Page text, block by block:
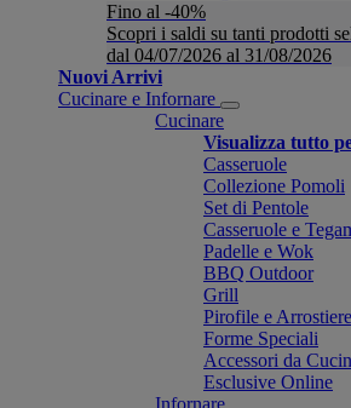
Fino al -40%
Scopri i saldi su tanti prodotti
dal 04/07/2026 al 31/08/2026
Nuovi Arrivi
Cucinare e Infornare
Cucinare
Visualizza tutto
Casseruole
Collezione Pomoli
Set di Pentole
Casseruole e
Padelle e Wok
BBQ Outdoor
Grill
Pirofile e Arrostiere
Forme Speciali
Accessori da
Esclusive Online
Infornare